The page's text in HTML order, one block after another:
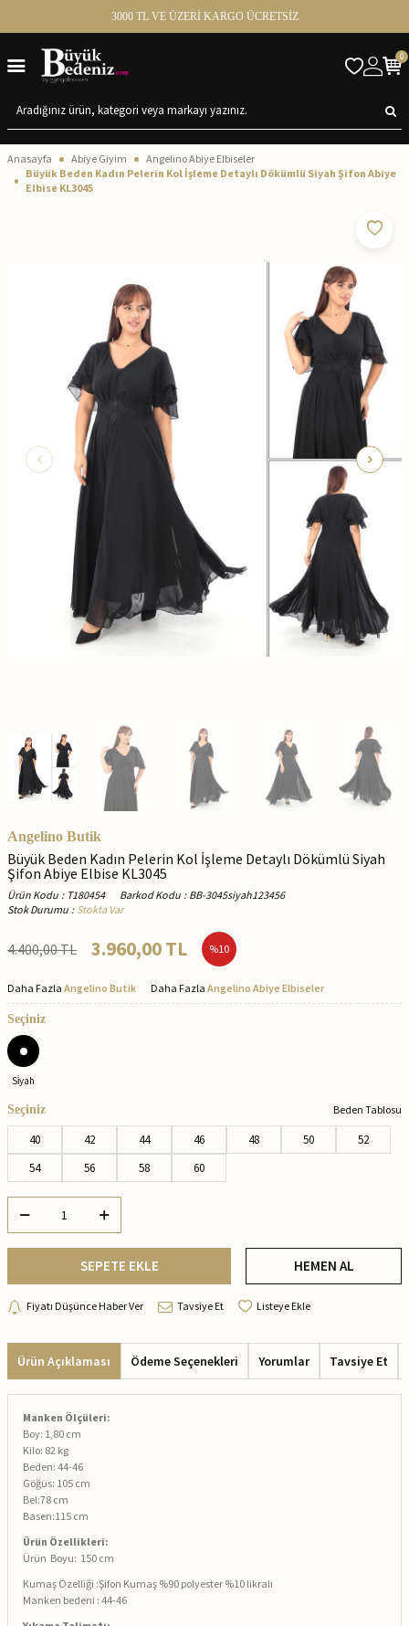
3000 TL VE ÜZERİ KARGO ÜCRETSİZ
0
Anasayfa Abiye Giyim
Angelino Abiye Elbiseler
Büyük Beden Kadın Pelerin Kol İşleme Detaylı Dökümlü Siyah Şifon Abiye
Elbise KL3045
Angelino Butik
Büyük Beden Kadın Pelerin Kol İşleme Detaylı Dökümlü Siyah
Şifon Abiye Elbise KL3045
Ürün Kodu : T180454 Barkod Kodu : BB-3045siyah123456
Stok Durumu : Stokta Var
4.400,00TL 3.960,00TL %10
Daha Fazla Angelino Butik Daha Fazla Angelino Abiye Elbiseler
Seçiniz
Si̇yah
Seçiniz Beden Tablosu
40 42 44 46 48 50
52
54
56 58 60
SEPETE EKLE HEMEN AL
Fiyatı Düşünce Haber Ver Tavsiye Et Listeye Ekle
Ürün Açıklaması Ödeme Seçenekleri Yorumlar Tavsiye Et
Manken Ölçüleri:
Boy: 1,80 cm
Kilo: 82 kg
Beden: 44-46
Göğüs: 105 cm
Bel:78 cm
Basen:115 cm
Ürün Özellikleri:
Ürün Boyu: 150 cm
Kumaş Özelliği :Şifon Kumaş %90 polyester %10 likralı
Manken bedeni : 44-46